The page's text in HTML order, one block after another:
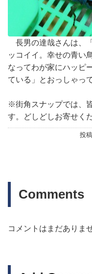
長男の達哉さんは、
ッコイイ。幸せの青い
なってわが家にハッピ
ている」とおっしゃっ
※街角スナップでは、
す。どしどしお寄せく
投
Comments
コメントはまだありま